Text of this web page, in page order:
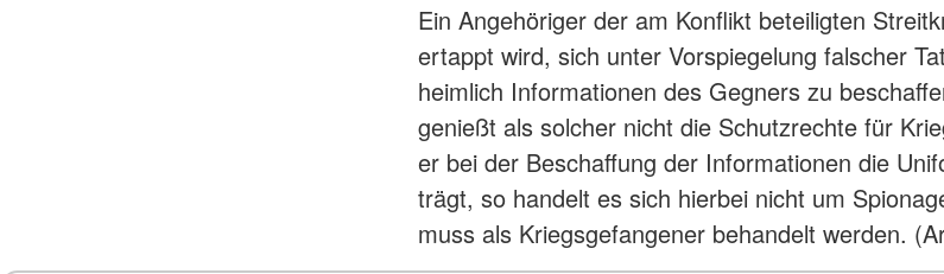
Ein Angehöriger der am Konflikt beteiligten
ertappt wird, sich unter Vorspiegelung falscher
heimlich Informationen des Gegners zu
genießt als solcher nicht die Schutzrechte für
er bei der Beschaffung der Informationen die
trägt, so handelt es sich hierbei nicht um
muss als Kriegsgefangener behandelt werden.